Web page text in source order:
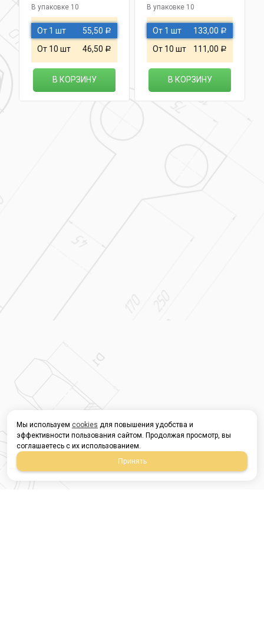
В упаковке 10
От 1 шт 55,50 Р
От 10 шт 46,50 Р
В КОРЗИНУ
В упаковке 10
От 1 шт 133,00 Р
От 10 шт 111,00 Р
В КОРЗИНУ
Мы используем cookies для повышения удобства и
эффективности пользования сайтом. Продолжая просмотр, вы
соглашаетесь с их использованием.
Принять